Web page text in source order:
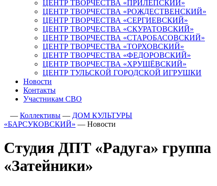
ЦЕНТР ТВОРЧЕСТВА «ПРИЛЕПСКИЙ»
ЦЕНТР ТВОРЧЕСТВА «РОЖДЕСТВЕНСКИЙ»
ЦЕНТР ТВОРЧЕСТВА «СЕРГИЕВСКИЙ»
ЦЕНТР ТВОРЧЕСТВА «СКУРАТОВСКИЙ»
ЦЕНТР ТВОРЧЕСТВА «СТАРОБАСОВСКИЙ»
ЦЕНТР ТВОРЧЕСТВА «ТОРХОВСКИЙ»
ЦЕНТР ТВОРЧЕСТВА «ФЕДОРОВСКИЙ»
ЦЕНТР ТВОРЧЕСТВА «ХРУЩЁВСКИЙ»
ЦЕНТР ТУЛЬСКОЙ ГОРОДСКОЙ ИГРУШКИ
Новости
Контакты
Участникам СВО
— Коллективы — ДОМ КУЛЬТУРЫ
«БАРСУКОВСКИЙ» — Новости
Студия ДПТ «Радуга» группа
«Затейники»